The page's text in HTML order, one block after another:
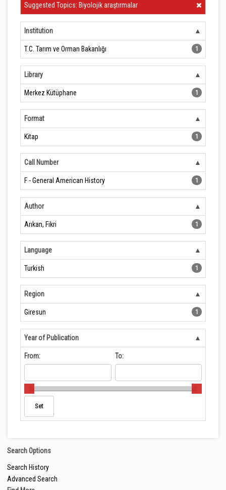
Clear Filter
Suggested Topics: Biyolojik araştırmalar
Institution
T.C. Tarım ve Orman Bakanlığı 1
Library
Merkez Kütüphane 1
Format
Kitap 1
Call Number
F - General American History 1
Author
Arıkan, Fikri 1
Language
Turkish 1
Region
Giresun 1
Year of Publication
From: To:
Search Options
Search History
Advanced Search